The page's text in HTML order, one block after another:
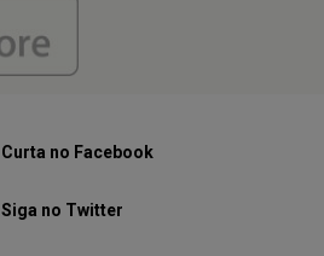
Curta no Facebook
Siga no Twitter